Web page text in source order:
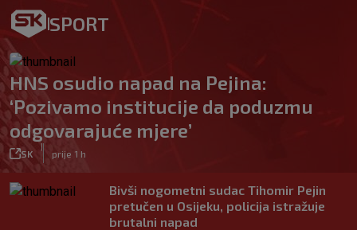
SPORT
HNS osudio napad na Pejina:
‘Pozivamo institucije da poduzmu
odgovarajuće mjere’
SK prije 1 h
Bivši nogometni sudac Tihomir Pejin
pretučen u Osijeku, policija istražuje
brutalni napad